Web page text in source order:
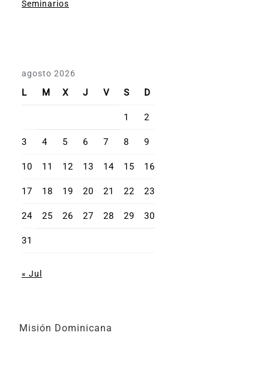
Seminarios
agosto 2026
L M X J V S D
1 2
3 4 5 6 7 8 9
10 11 12 13 14 15 16
17 18 19 20 21 22 23
24 25 26 27 28 29 30
31
« Jul
Misión Dominicana